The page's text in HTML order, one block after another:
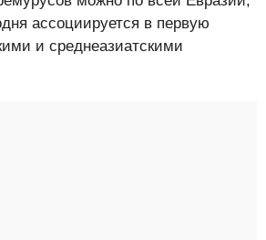
ассоциируется в первую
и среднеазиатскими